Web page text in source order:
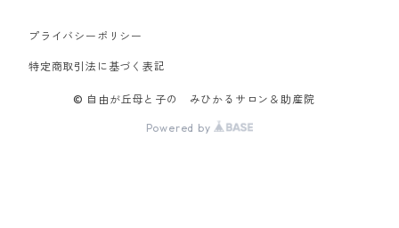
親子マスク
おむつポーチ
プライバシーポリシー
特定商取引法に基づく表記
© 自由が丘母と子の みひかるサロン＆助産院
Powered by